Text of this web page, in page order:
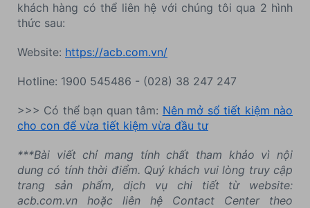
khách hàng có thể liên hệ với chúng tôi qua 2 hình
thức sau:
Website: https://acb.com.vn/
Hotline: 1900 545486 - (028) 38 247 247
>>> Có thể bạn quan tâm: Nên mở sổ tiết kiệm nào
cho con để vừa tiết kiệm vừa đầu tư
***Bài viết chỉ mang tính chất tham khảo vì nội
dung có tính thời điểm. Quý khách vui lòng truy cập
trang sản phẩm, dịch vụ chi tiết từ website:
acb.com.vn hoặc liên hệ Contact Center theo